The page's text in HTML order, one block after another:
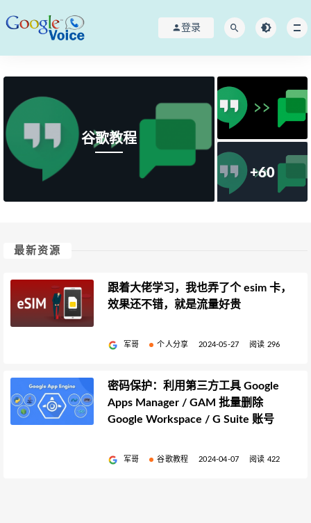
登录
谷歌教程
+60
最新资源
跟着大佬学习，我也弄了个 esim 卡，
效果还不错，就是流量好贵
军哥 个人分享 2024-05-27 阅读 296
密码保护：利用第三方工具 Google
Apps Manager / GAM 批量删除
Google Workspace / G Suite 账号
军哥 谷歌教程 2024-04-07 阅读 422